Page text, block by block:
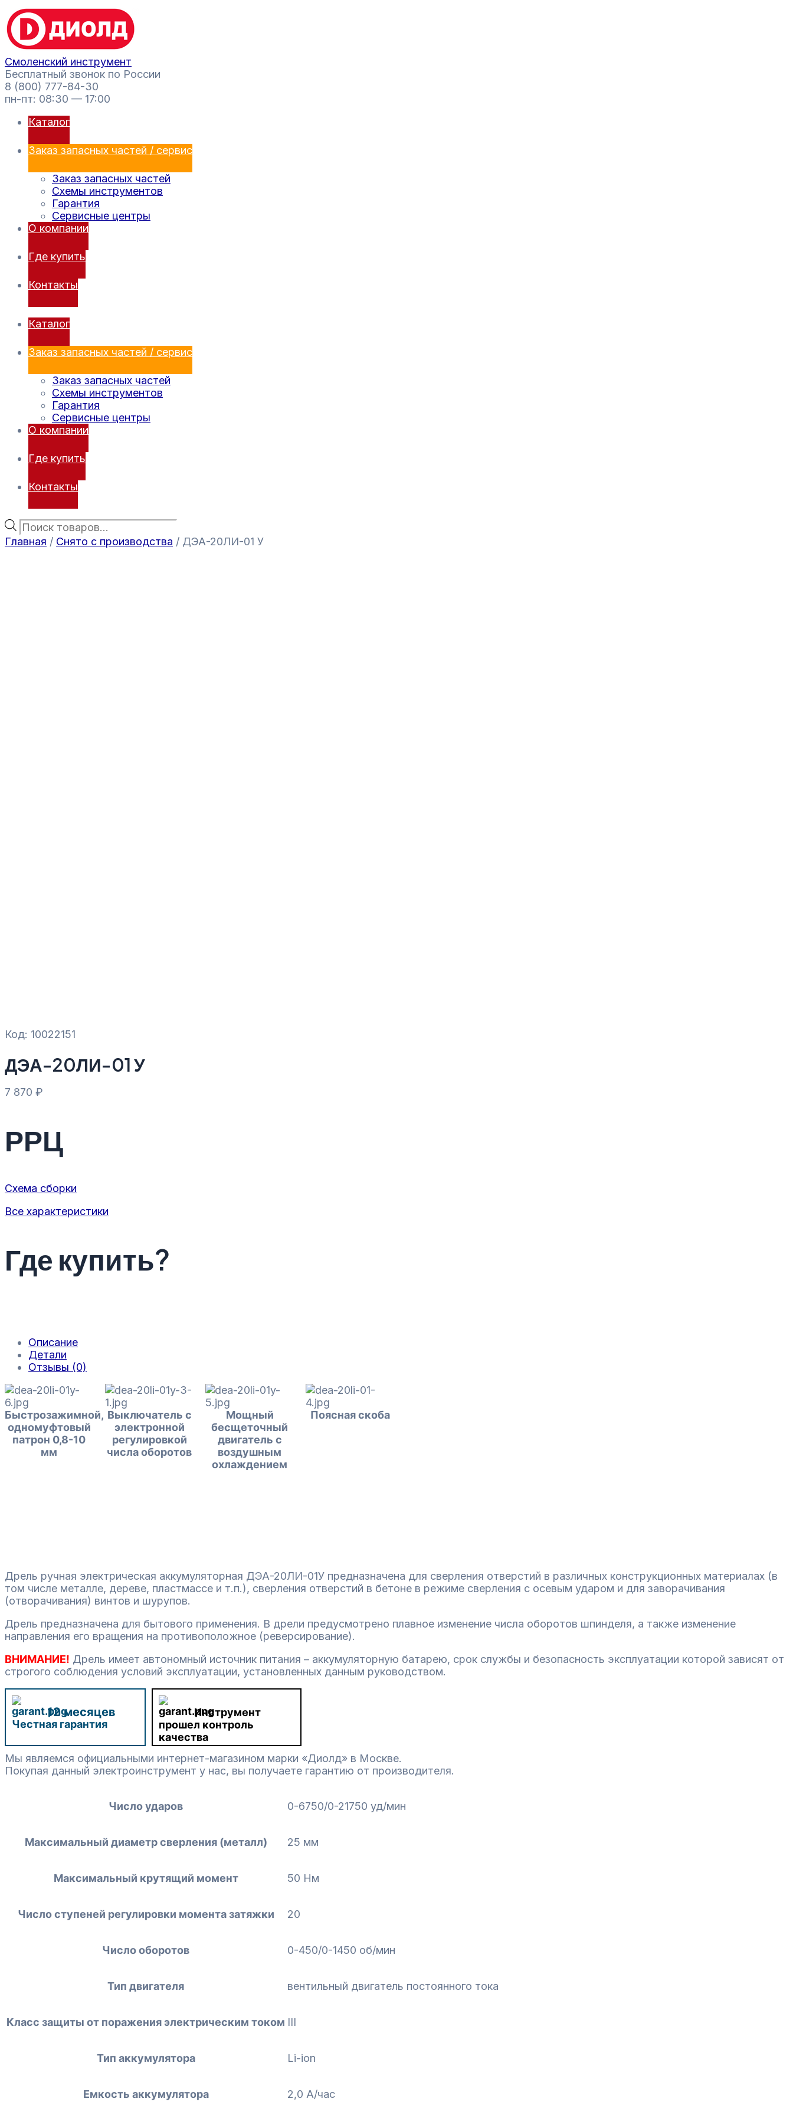
Перейти
к
содержимому
Смоленский инструмент
Бесплатный звонок по России
8 (800) 777-84-30
пн-пт: 08:30 — 17:00
Каталог
Заказ запасных частей / сервис
Заказ запасных частей
Схемы инструментов
Гарантия
Сервисные центры
О компании
Где купить
Контакты
Каталог
Заказ запасных частей / сервис
Заказ запасных частей
Схемы инструментов
Гарантия
Сервисные центры
О компании
Где купить
Контакты
Поиск
товаров
Главная / Снято с производства / ДЭА-20ЛИ-01 У
Код: 10022151
ДЭА-20ЛИ-01 У
7 870 ₽
РРЦ
Схема сборки
Все характеристики
Где купить?
Описание
Детали
Отзывы (0)
Быстрозажимной,
одномуфтовый
патрон 0,8-10
мм
Выключатель с
электронной
регулировкой
числа оборотов
Мощный
бесщеточный
двигатель с
воздушным
охлаждением
Поясная скоба
Дрель ручная электрическая аккумуляторная ДЭА-20ЛИ-01У предназначена для сверления отверстий в различных конструкционных материалах (в
том числе металле, дереве, пластмассе и т.п.), сверления отверстий в бетоне в режиме сверления с осевым ударом и для заворачивания
(отворачивания) винтов и шурупов.
Дрель предназначена для бытового применения. В дрели предусмотрено плавное изменение числа оборотов шпинделя, а также изменение
направления его вращения на противоположное (реверсирование).
ВНИМАНИЕ! Дрель имеет автономный источник питания – аккумуляторную батарею, срок службы и безопасность эксплуатации которой зависят от
строгого соблюдения условий эксплуатации, установленных данным руководством.
12 месяцев
Честная гарантия
Инструмент
прошел контроль
качества
Мы являемся официальными интернет-магазином марки «Диолд» в Москве.
Покупая данный электроинструмент у нас, вы получаете гарантию от производителя.
Число ударов 0-6750/0-21750 уд/мин
Максимальный диаметр сверления (металл) 25 мм
Максимальный крутящий момент 50 Нм
Число ступеней регулировки момента затяжки 20
Число оборотов 0-450/0-1450 об/мин
Тип двигателя вентильный двигатель постоянного тока
Класс защиты от поражения электрическим током III
Тип аккумулятора Li-ion
Емкость аккумулятора 2,0 А/час